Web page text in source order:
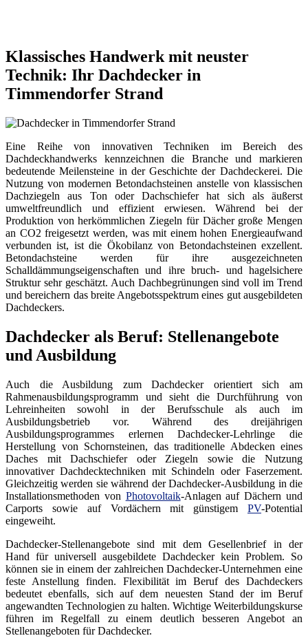
Klassisches Handwerk mit neuster
Technik: Ihr Dachdecker in
Timmendorfer Strand
Eine Reihe von innovativen Techniken im Bereich des
Dachdeckhandwerks kennzeichnen die Branche und markieren
bedeutende Meilensteine in der Geschichte der Dachdeckerei. Die
Nutzung von modernen Betondachsteinen anstelle von klassischen
Dachziegeln aus Ton oder Dachschiefer hat sich als äußerst
umweltfreundlich und effizient erwiesen. Während bei der
Produktion von herkömmlichen Ziegeln für Dächer große Mengen
an CO2 freigesetzt werden, was mit einem hohen Energieaufwand
verbunden ist, ist die Ökobilanz von Betondachsteinen exzellent.
Betondachsteine werden für ihre ausgezeichneten
Schalldämmungseigenschaften und ihre bruch- und hagelsichere
Struktur sehr geschätzt. Auch Dachbegrünungen sind voll im Trend
und bereichern das breite Angebotsspektrum eines gut ausgebildeten
Dachdeckers.
Dachdecker als Beruf: Stellenangebote
und Ausbildung
Auch die Ausbildung zum Dachdecker orientiert sich am
Rahmenausbildungsprogramm und sieht die Durchführung von
Lehreinheiten sowohl in der Berufsschule als auch im
Ausbildungsbetrieb vor. Während des dreijährigen
Ausbildungsprogrammes erlernen Dachdecker-Lehrlinge die
Herstellung von Schornsteinen, das traditionelle Abdecken eines
Daches mit Dachschiefer oder Ziegeln sowie die Nutzung
innovativer Dachdecktechniken mit Schindeln oder Faserzement.
Gleichzeitig werden sie während der Dachdecker-Ausbildung in die
Installationsmethoden von Photovoltaik-Anlagen auf Dächern und
Carports sowie auf Vordächern mit günstigem PV-Potential
eingeweiht.
Dachdecker-Stellenangebote sind mit dem Gesellenbrief in der
Hand für universell ausgebildete Dachdecker kein Problem. So
können sie in einem der zahlreichen Dachdecker-Unternehmen eine
feste Anstellung finden. Flexibilität im Beruf des Dachdeckers
bedeutet ebenfalls, sich auf dem neuesten Stand der im Beruf
angewandten Technologien zu halten. Wichtige Weiterbildungskurse
führen im Regelfall zu einem deutlich besseren Angebot an
Stellenangeboten für Dachdecker.